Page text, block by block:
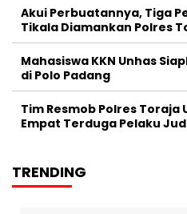
Akui Perbuatannya, Tiga
Tikala Diamankan Polres
Mahasiswa KKN Unhas
di Polo Padang
Tim Resmob Polres
Empat Terduga Pelaku
TRENDING